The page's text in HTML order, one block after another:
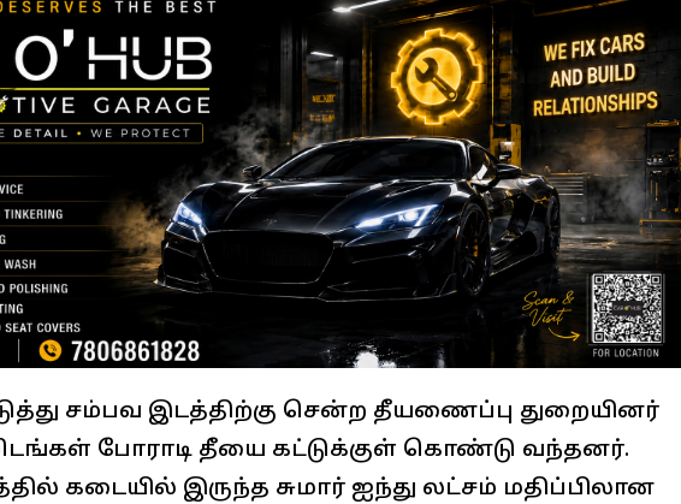
சம்பவ இடத்திற்கு சென்ற தீயணைப்பு துறையினர்
போராடி தீயை கட்டுக்குள் கொண்டு வந்தனர்.
கடையில் இருந்த சுமார் ஐந்து லட்சம் மதிப்பிலான